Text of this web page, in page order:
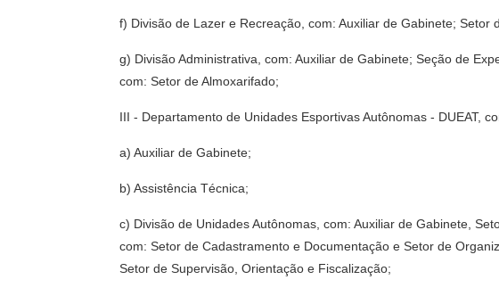
f) Divisão de Lazer e Recreação, com: Auxiliar de Gabinete;
g) Divisão Administrativa, com: Auxiliar de Gabinete; Seção de
com: Setor de Almoxarifado;
III - Departamento de Unidades Esportivas Autônomas - DUEAT,
a) Auxiliar de Gabinete;
b) Assistência Técnica;
c) Divisão de Unidades Autônomas, com: Auxiliar de Gabinete,
com: Setor de Cadastramento e Documentação e Setor de
Setor de Supervisão, Orientação e Fiscalização;